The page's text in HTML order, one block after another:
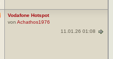
Vodafone Hotspot
von Achathos1976
11.01.26 01:08